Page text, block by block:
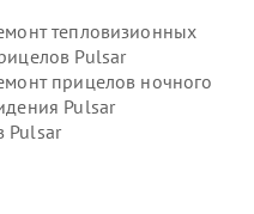
тепловизионных
Pulsar
прицелов ночного
Pulsar
Pulsar